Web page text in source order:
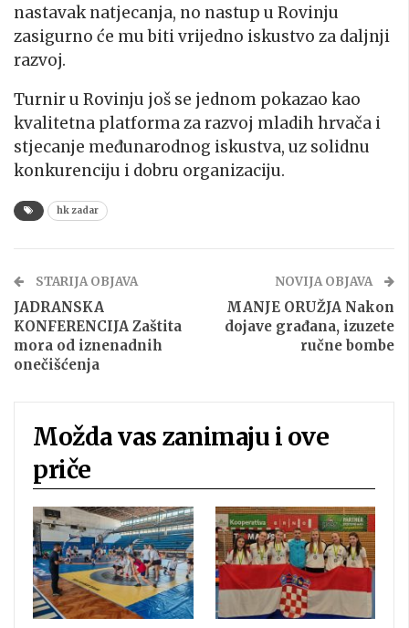
nastavak natjecanja, no nastup u Rovinju
zasigurno će mu biti vrijedno iskustvo za daljnji
razvoj.
Turnir u Rovinju još se jednom pokazao kao
kvalitetna platforma za razvoj mladih hrvača i
stjecanje međunarodnog iskustva, uz solidnu
konkurenciju i dobru organizaciju.
hk zadar
STARIJA OBJAVA
JADRANSKA
KONFERENCIJA Zaštita
mora od iznenadnih
onečišćenja
NOVIJA OBJAVA
MANJE ORUŽJA Nakon
dojave građana, izuzete
ručne bombe
Možda vas zanimaju i ove
priče